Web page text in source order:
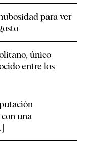
para ver
único
entre los
una